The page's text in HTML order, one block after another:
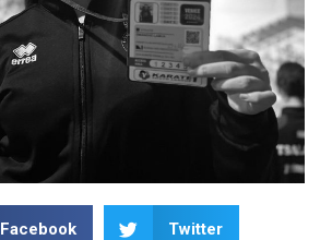
Facebook Twitter